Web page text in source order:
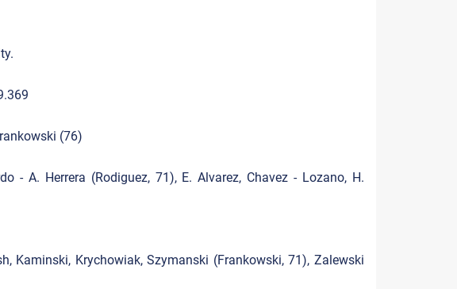
(76)
- A. Herrera (Rodiguez, 71), E. Alvarez, Chavez - Lozano, H.
Kaminski, Krychowiak, Szymanski (Frankowski, 71), Zalewski